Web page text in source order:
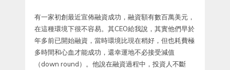
有一家初創最近宣佈融資成功，融資額有數百萬美元，
在這種環境下很不容易。其CEO給我說，其實他們早於
年多前已開始融資，當時環境比現在稍好，但也耗費極
多時間和心血才能成功，還幸運地不必接受減值
（down round）。他說在融資過程中，投資人不斷